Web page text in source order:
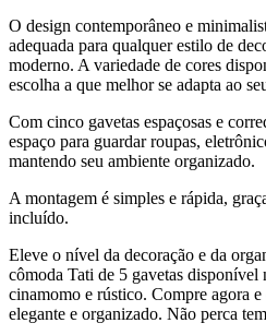
O design contemporâneo e
adequada para qualquer estilo de
moderno. A variedade de cores
escolha a que melhor se adapta ao
Com cinco gavetas espaçosas e
espaço para guardar roupas,
mantendo seu ambiente organizado.
A montagem é simples e rápida,
incluído.
Eleve o nível da decoração e da
cômoda Tati de 5 gavetas disponível
cinamomo e rústico. Compre agora
elegante e organizado. Não perca